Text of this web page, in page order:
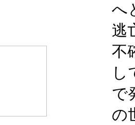
へ
逃
不
し
で
の